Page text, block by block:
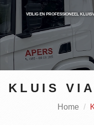
VEILIG EN PROFESSIONEEL
KLUIS
Home